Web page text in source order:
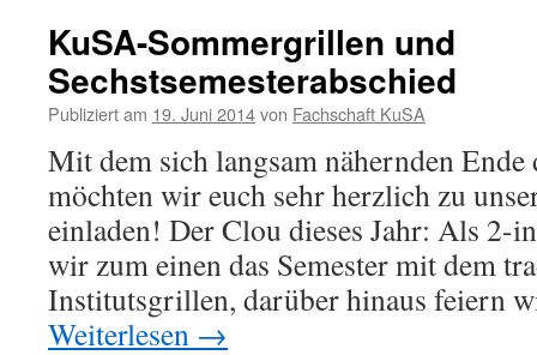
KuSA-Sommergrillen und
Sechstsemesterabschied
Publiziert am 19. Juni 2014von Fachschaft KuSA
Mit dem sich langsam nähernden Ende
möchten wir euch sehr herzlich zu
einladen! Der Clou dieses Jahr: Als 2-
wir zum einen das Semester mit dem
Institutsgrillen, darüber hinaus feiern
Weiterlesen →